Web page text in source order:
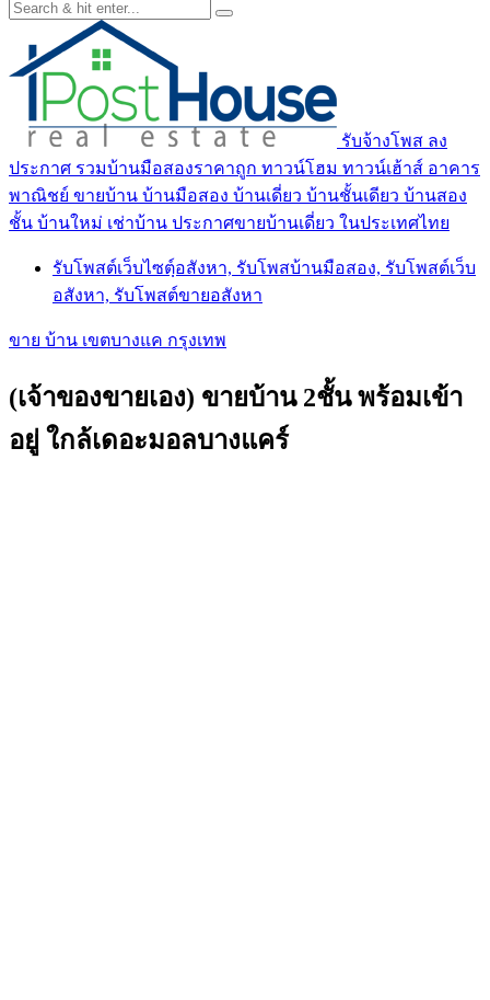
รับจ้างโพส ลง
ประกาศ รวมบ้านมือสองราคาถูก ทาวน์โฮม ทาวน์เฮ้าส์ อาคาร
พาณิชย์ ขายบ้าน บ้านมือสอง บ้านเดี่ยว บ้านชั้นเดียว บ้านสอง
ชั้น บ้านใหม่ เช่าบ้าน ประกาศขายบ้านเดี่ยว ในประเทศไทย
รับโพสต์เว็บไซตฺ์อสังหา, รับโพสบ้านมือสอง, รับโพสต์เว็บ
อสังหา, รับโพสต์ขายอสังหา
ขาย บ้าน เขตบางแค กรุงเทพ
(เจ้าของขายเอง) ขายบ้าน 2ชั้น พร้อมเข้า
อยู่ ใกล้เดอะมอลบางแคร์